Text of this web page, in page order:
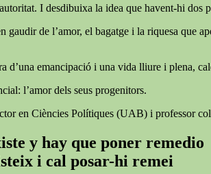
I desdibuixa la idea que havent-hi dos
gaudir de l’amor, el bagatge i la riquesa que
d’una emancipació i una vida lliure i plena,
l’amor dels seus progenitors.
en Ciències Polítiques (UAB) i professor
y hay que poner remedio
i cal posar-hi remei